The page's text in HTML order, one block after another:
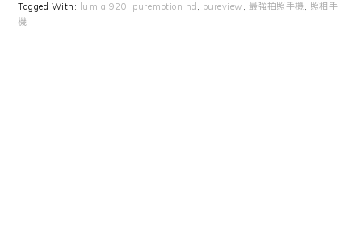
Tagged With:
lumia 920, puremotion hd , pureview , 最強拍照手機, 照相手
機